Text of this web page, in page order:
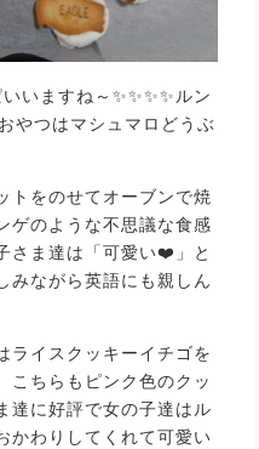
いますね～✨✨✨✨ルン
やつはマシュマロどうぶ
トをのせてオーブンで焼
ゲのような不思議な食感
さま達は「可愛い❤️」と
みながら英語にも親しん
ライスクッキーイチゴを
こちらもピンク色のクッ
達に好評で女の子達はル
かわりしてくれて可愛い